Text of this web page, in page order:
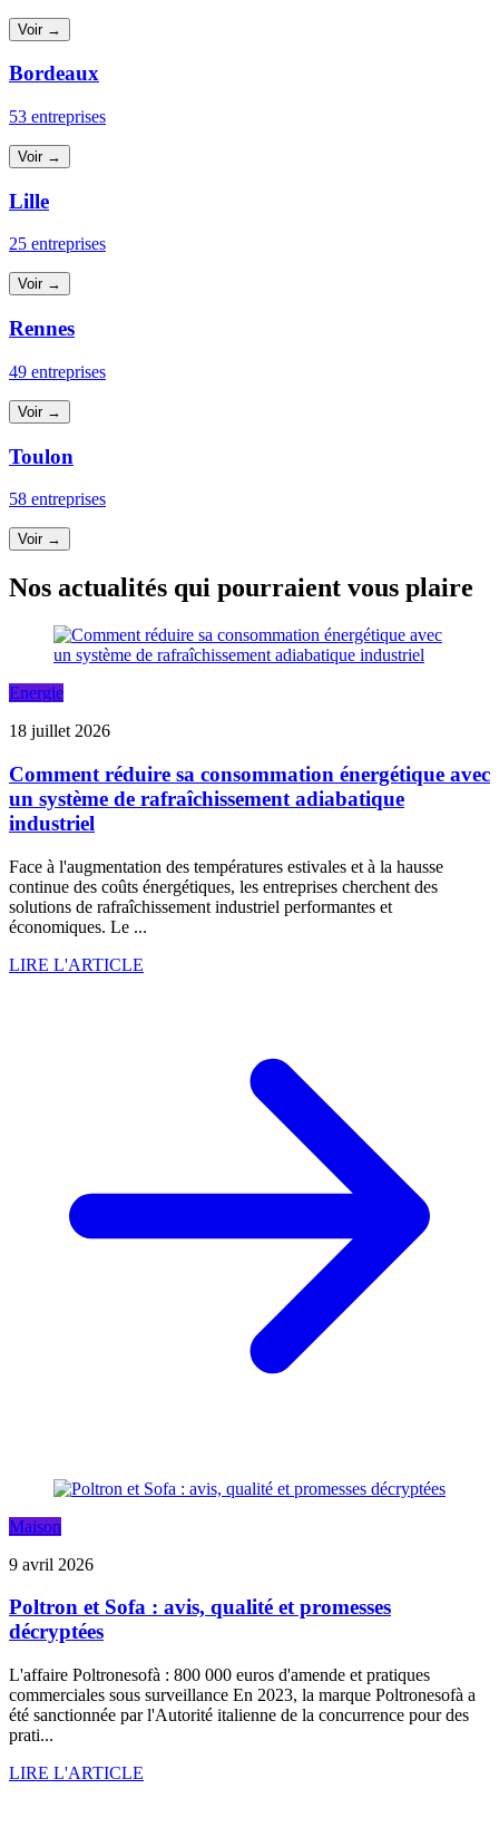
Voir →
Bordeaux
53 entreprises
Voir →
Lille
25 entreprises
Voir →
Rennes
49 entreprises
Voir →
Toulon
58 entreprises
Voir →
Nos actualités qui pourraient vous plaire
Energie
18 juillet 2026
Comment réduire sa consommation énergétique avec
un système de rafraîchissement adiabatique
industriel
Face à l'augmentation des températures estivales et à la hausse
continue des coûts énergétiques, les entreprises cherchent des
solutions de rafraîchissement industriel performantes et
économiques. Le ...
LIRE L'ARTICLE
Maison
9 avril 2026
Poltron et Sofa : avis, qualité et promesses
décryptées
L'affaire Poltronesofà : 800 000 euros d'amende et pratiques
commerciales sous surveillance En 2023, la marque Poltronesofà a
été sanctionnée par l'Autorité italienne de la concurrence pour des
prati...
LIRE L'ARTICLE